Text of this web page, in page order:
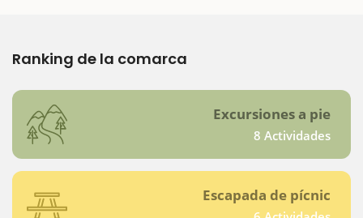
Ranking de la comarca
Excursiones a pie
8 Actividades
Escapada de pícnic